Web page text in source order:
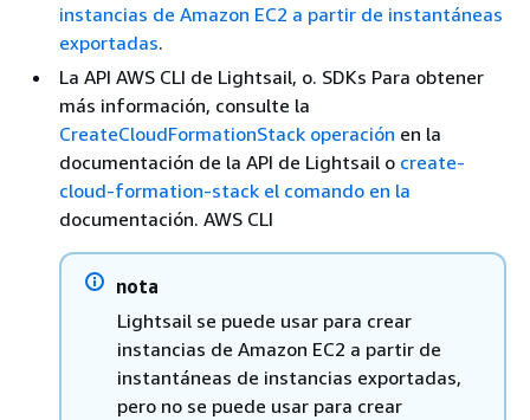
instancias de Amazon EC2 a partir de instantáneas
exportadas.
La API AWS CLI de Lightsail, o. SDKs Para obtener
más información, consulte la
CreateCloudFormationStack operación en la
documentación de la API de Lightsail o create-
cloud-formation-stack el comando en la
documentación. AWS CLI
nota
Lightsail se puede usar para crear
instancias de Amazon EC2 a partir de
instantáneas de instancias exportadas,
pero no se puede usar para crear